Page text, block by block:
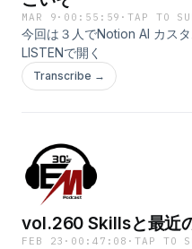
MAR 9 · 00:55:59 ·TAP TO
今回は３人でNotion AI カス
LISTENで開く
Transcribe →
vol.260 Skillsと最近
FEB 23 · 00:47:08 ·TAP TO